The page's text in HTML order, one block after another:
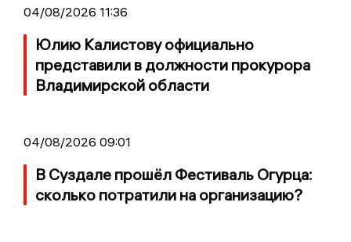
04/08/2026 11:36
Юлию Калистову официально
представили в должности прокурора
Владимирской области
04/08/2026 09:01
В Суздале прошёл Фестиваль Огурца:
сколько потратили на организацию?